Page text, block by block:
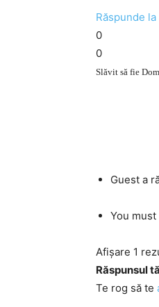
Răspunde
0
0
Slăvit să fie
Guest a
You must
Afișare 1
Răspunsul
Te rog să te